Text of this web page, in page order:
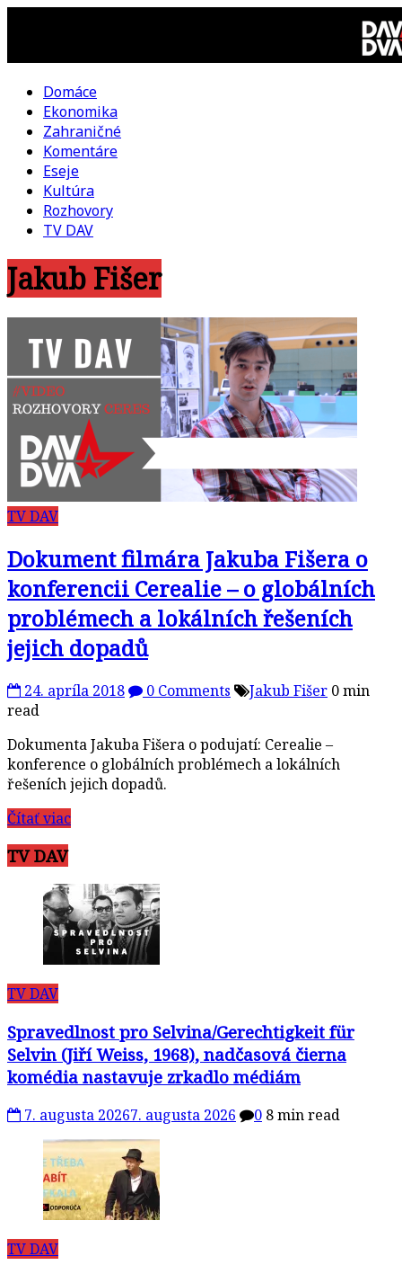
DAV
DVA
kultúrno-
politická
revue
Domáce
Ekonomika
Zahraničné
Komentáre
Eseje
Kultúra
Rozhovory
TV DAV
Jakub Fišer
TV DAV
Dokument filmára Jakuba Fišera o
konferencii Cerealie – o globálních
problémech a lokálních řešeních
jejich dopadů
24. apríla 2018 0 Comments Jakub Fišer 0 min
read
Dokumenta Jakuba Fišera o podujatí: Cerealie –
konference o globálních problémech a lokálních
řešeních jejich dopadů.
Čítať viac
TV DAV
TV DAV
Spravedlnost pro Selvina/Gerechtigkeit für
Selvin (Jiří Weiss, 1968), nadčasová čierna
komédia nastavuje zrkadlo médiám
7. augusta 20267. augusta 2026 0 8 min read
TV DAV